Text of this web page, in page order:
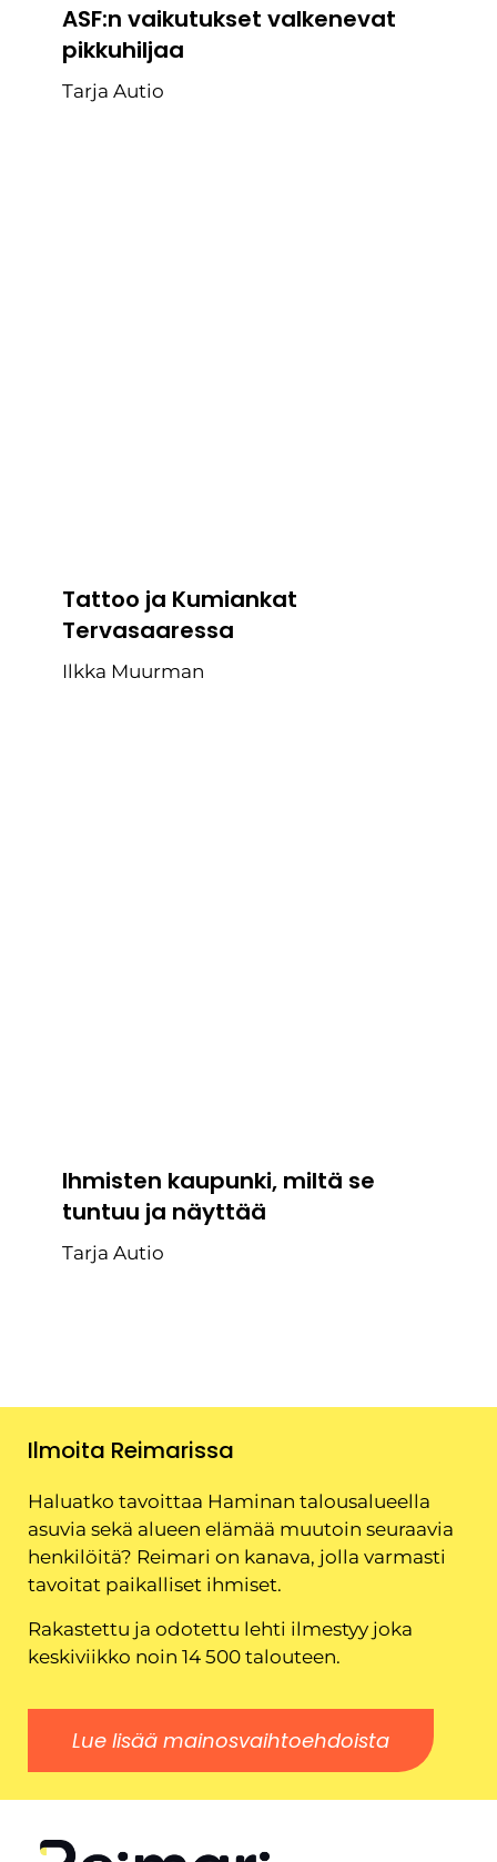
ASF:n vaikutukset valkenevat
pikkuhiljaa
Tarja Autio
Tattoo ja Kumiankat
Tervasaaressa
Ilkka Muurman
Ihmisten kaupunki, miltä se
tuntuu ja näyttää
Tarja Autio
Ilmoita Reimarissa
Haluatko tavoittaa Haminan talousalueella
asuvia sekä alueen elämää muutoin seuraavia
henkilöitä? Reimari on kanava, jolla varmasti
tavoitat paikalliset ihmiset.
Rakastettu ja odotettu lehti ilmestyy joka
keskiviikko noin 14 500 talouteen.
Lue lisää mainosvaihtoehdoista